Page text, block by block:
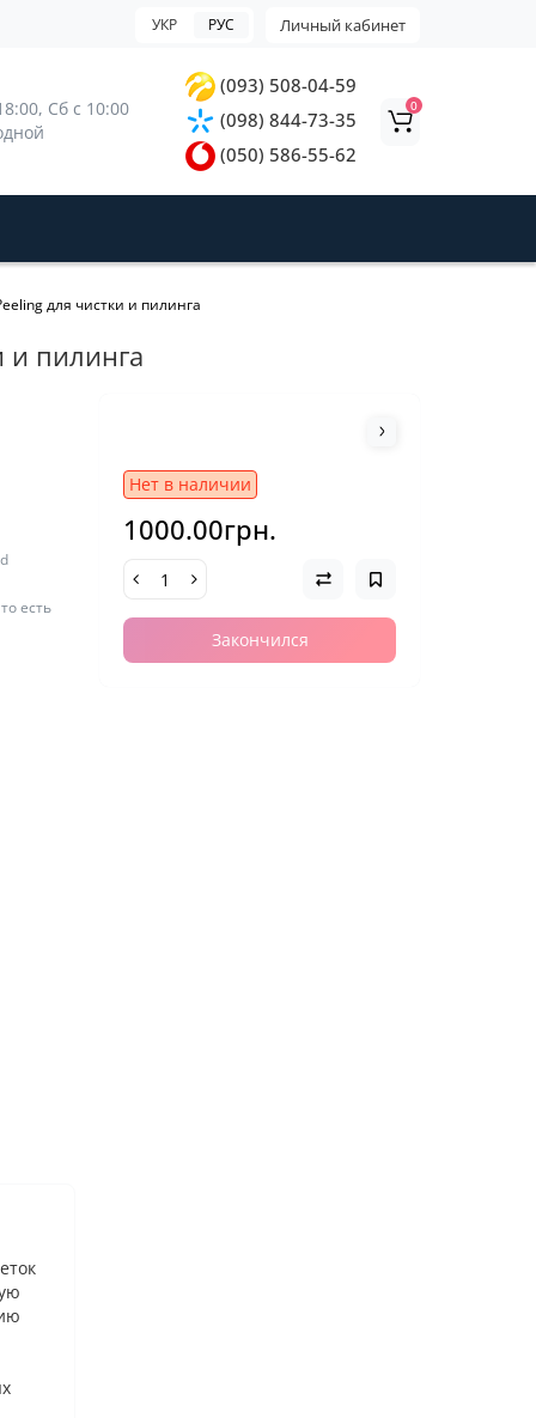
Личный кабинет
УКР РУС
Сб с 10:00
(093) 508-04-59
(098) 844-73-35
(050) 586-55-62
0
для чистки и пилинга
и пилинга
есть
Нет в наличии
1000.00грн.
Закончился